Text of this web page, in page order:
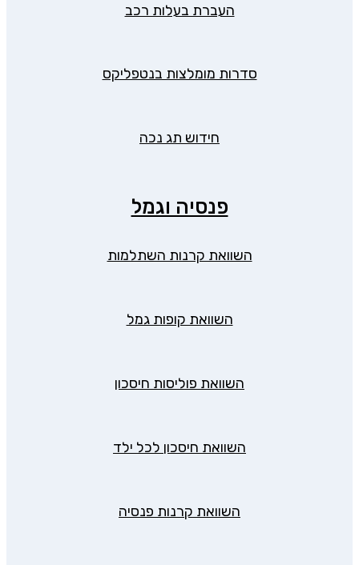
העברת בעלות רכב
סדרות מומלצות בנטפליקס
חידוש תג נכה
פנסיה וגמל
השוואת קרנות השתלמות
השוואת קופות גמל
השוואת פוליסות חיסכון
השוואת חיסכון לכל ילד
השוואת קרנות פנסיה